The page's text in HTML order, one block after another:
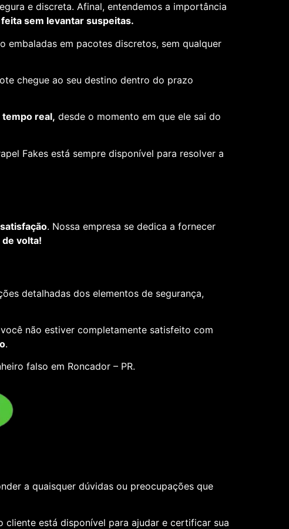
e discreta. Afinal, entendemos a importância
sem levantar suspeitas.
embaladas em pacotes discretos, sem qualquer
chegue ao seu destino dentro do prazo
real, desde o momento em que ele sai do
Fakes está sempre disponível para resolver a
. Nossa empresa se dedica a fornecer
volta!
detalhadas dos elementos de segurança,
não estiver completamente satisfeito com
.
falso em Roncador – PR.
a quaisquer dúvidas ou preocupações que
cliente está disponível para ajudar e certificar sua